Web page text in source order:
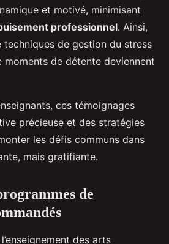
et motivé, minimisant
professionnel. Ainsi,
de gestion du stress
de détente deviennent
ces témoignages
précieuse et des stratégies
les défis communs dans
mais gratifiante.
de
des arts